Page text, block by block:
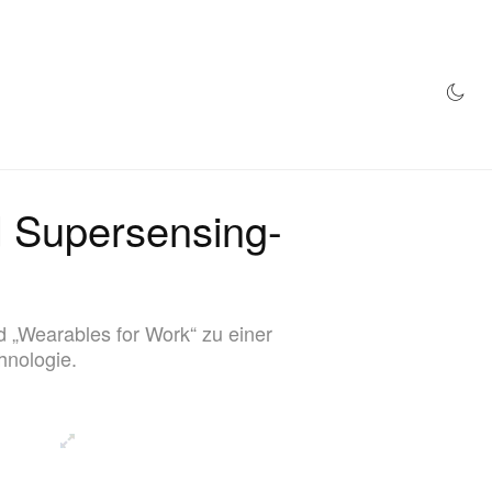
for Work“ zu einer